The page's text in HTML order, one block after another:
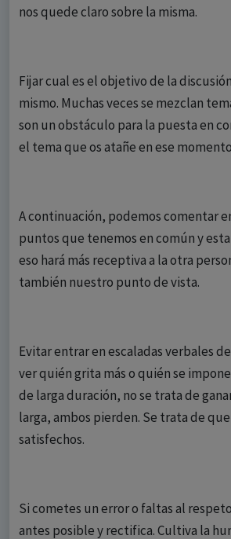
nos quede claro sobre la misma.
Fijar cual es el objetivo de la
mismo. Muchas veces se mezclan
son un obstáculo para la puesta en
el tema que os atañe en ese
A continuación, podemos comentar
puntos que tenemos en común y
eso hará más receptiva a la otra
también nuestro punto de vista.
Evitar entrar en escaladas verbales
ver quién grita más o quién se
de larga duración, no se trata de
larga, ambos pierden. Se trata de
satisfechos.
Si cometes un error o faltas al
antes posible y rectifica. Cultiva la